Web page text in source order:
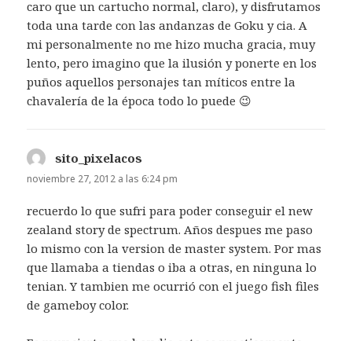
caro que un cartucho normal, claro), y disfrutamos
toda una tarde con las andanzas de Goku y cia. A
mi personalmente no me hizo mucha gracia, muy
lento, pero imagino que la ilusión y ponerte en los
puños aquellos personajes tan míticos entre la
chavalería de la época todo lo puede 😉
sito_pixelacos
noviembre 27, 2012 a las 6:24 pm
recuerdo lo que sufri para poder conseguir el new
zealand story de spectrum. Años despues me paso
lo mismo con la version de master system. Por mas
que llamaba a tiendas o iba a otras, en ninguna lo
tenian. Y tambien me ocurrió con el juego fish files
de gameboy color.